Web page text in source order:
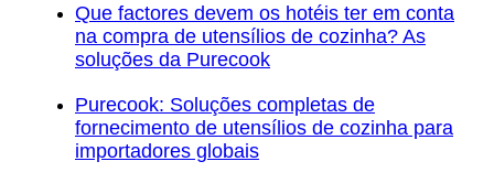
Que factores devem os hotéis ter em conta
na compra de utensílios de cozinha? As
soluções da Purecook
Purecook: Soluções completas de
fornecimento de utensílios de cozinha para
importadores globais